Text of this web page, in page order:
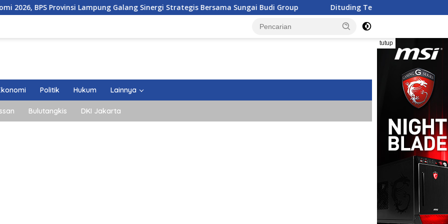
Galang Sinergi Strategis Bersama Sungai Budi Group Dituding Terlibat Mafia Aset, Sekdaprov Lampung Buka
tutup
Politik Hukum Lainnya
Bulutangkis DKI Jakarta